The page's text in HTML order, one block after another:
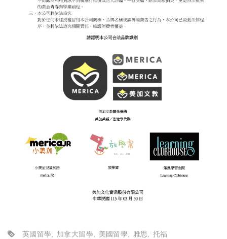
英國留學 加拿大留學 美國留學 雅思 托福